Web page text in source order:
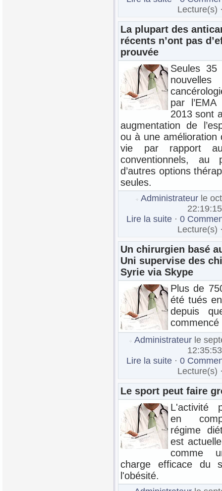
Lecture(s)
La plupart des
récents n’ont pas
prouvée
Seules
nouvelles
par
2013 sont
augmentation de
ou à une amélioration
vie par rapport
conventionnels, au
d’autres options
seules.
Administrateurle
22:19:15
Lire la suite · 0
Lecture(s)
Un chirurgien basé
Uni supervise des
Syrie via Skype
Plus de
été tués
depuis
commencé
Administrateur le
12:35:53
Lire la suite · 0
Lecture(s)
Le sport peut faire
L'activité
en
régime
est
comme
charge efficace du
l'obésité.